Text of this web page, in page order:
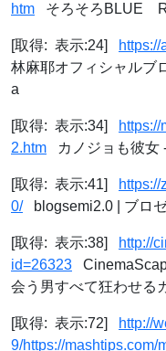
htm そろそろBLUE
[取得: 表示:24]
林麻耶オフィシャルブ
a
[取得: 表示:34]
2.htm カノジョも彼女
[取得: 表示:41]
0/blogsemi2.0 | ブロ
[取得: 表示:38]
http://
id=26323
会う男すべて狂わせる
[取得: 表示:72]
http://
9/https://mashtips.com/